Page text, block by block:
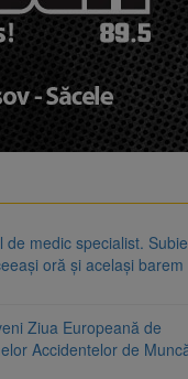
de medic specialist.
oră și același barem
Ziua Europeană de
Accidentelor de